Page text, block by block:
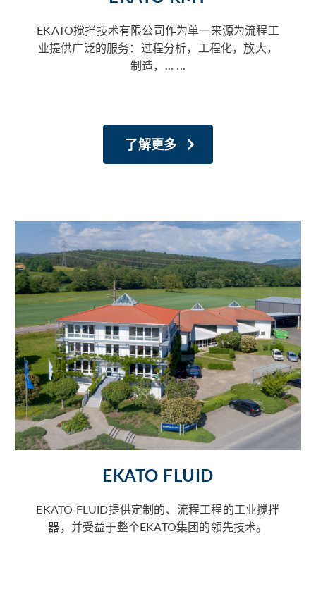
EKATO搅拌技术有限公司作为单一来源为流程工
业提供广泛的服务：过程分析，工程化，放大，
制造，... ...
了解更多
EKATO FLUID
EKATO FLUID提供定制的、流程工程的工业搅拌
器，并受益于整个EKATO集团的领先技术。